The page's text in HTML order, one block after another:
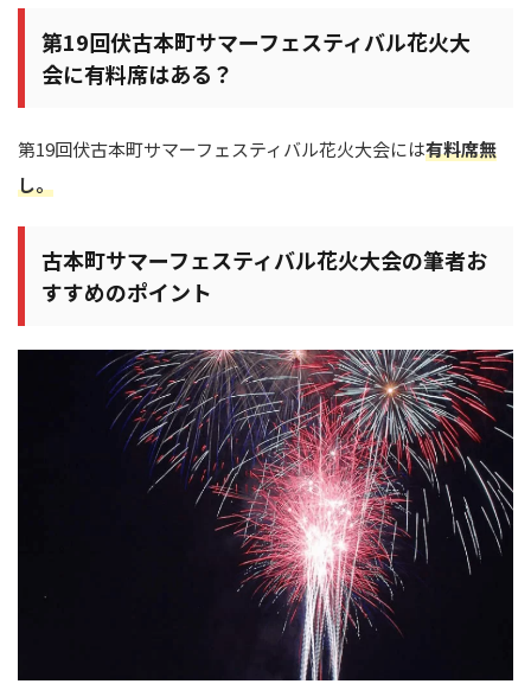
第19回伏古本町サマーフェスティバル花火大
会に有料席はある？
第19回伏古本町サマーフェスティバル花火大会には有料席無
し。
古本町サマーフェスティバル花火大会の筆者お
すすめのポイント